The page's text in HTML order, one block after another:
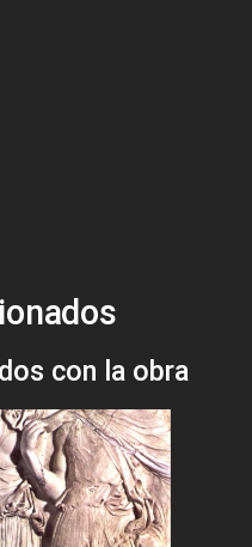
con la obra